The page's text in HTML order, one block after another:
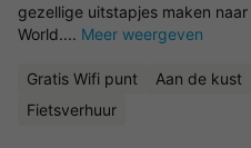
gezellige uitstapjes maken
World.... Meer weergeven
Gratis Wifi punt Aan de kust
Fietsverhuur